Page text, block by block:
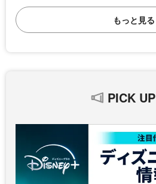
PICK UP